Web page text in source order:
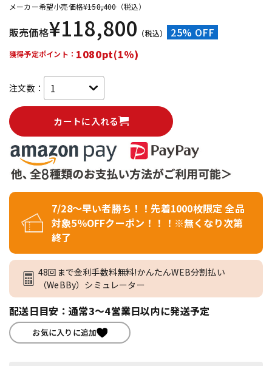
メーカー希望小売価格¥158,400（税込）
販売価格¥118,800 （税込） 25% OFF
獲得予定ポイント： 1080pt(1%)
注文数：
カートに入れる
7/28～早い者勝ち！！先着1000枚限定 全品
対象5％OFFクーポン！！！※無くなり次第
終了
48回まで金利手数料無料!かんたんWEB分割払い
（WeBBy）シミュレーター
配送日目安：通常3～4営業日以内に発送予定
お気に入りに追加